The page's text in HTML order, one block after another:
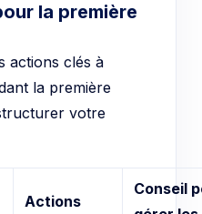
la première
actions clés à
la première
votre
Actions
Conseil